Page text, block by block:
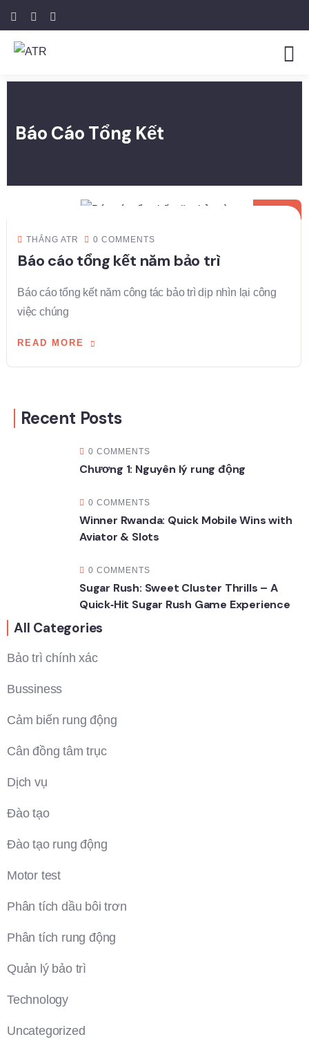
Báo Cáo Tổng Kết
THẮNG ATR 0 COMMENTS
Báo cáo tổng kết năm bảo trì
Báo cáo tổng kết năm công tác bảo trì dịp nhìn lại công
việc chúng
READ MORE
Recent Posts
0 COMMENTS
Chương 1: Nguyên lý rung động
0 COMMENTS
Winner Rwanda: Quick Mobile Wins with
Aviator & Slots
0 COMMENTS
Sugar Rush: Sweet Cluster Thrills – A
Quick‑Hit Sugar Rush Game Experience
All Categories
Bảo trì chính xác
Bussiness
Cảm biến rung động
Cân đồng tâm trục
Dịch vụ
Đào tạo
Đào tạo rung động
Motor test
Phân tích dầu bôi trơn
Phân tích rung động
Quản lý bảo trì
Technology
Uncategorized